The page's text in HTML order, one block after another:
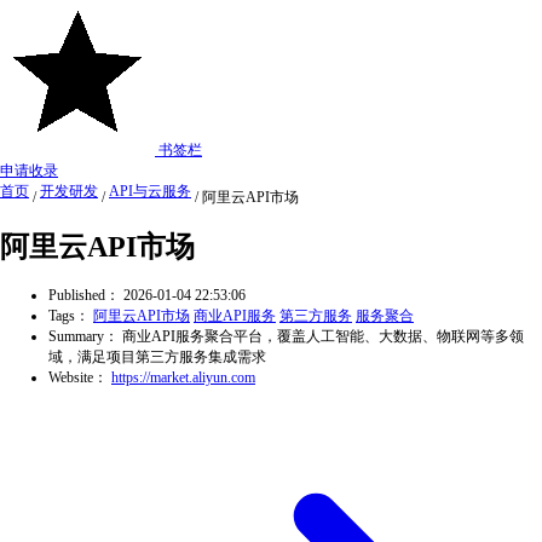
书签栏
申请收录
首页 / 开发研发 / API与云服务 / 阿里云API市场
阿里云API市场
Published： 2026-01-04 22:53:06
Tags：
阿里云API市场 商业API服务 第三方服务 服务聚合
Summary： 商业API服务聚合平台，覆盖人工智能、大数据、物联网等多领
域，满足项目第三方服务集成需求
Website： https://market.aliyun.com